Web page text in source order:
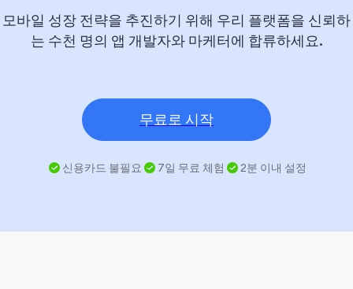
모바일 성장 전략을 추진하기 위해 우리 플랫폼을 신뢰하
는 수천 명의 앱 개발자와 마케터에 합류하세요.
무료로 시작
신용카드 불필요 7일 무료 체험 2분 이내 설정